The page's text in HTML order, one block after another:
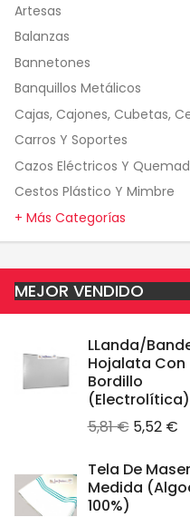
Artesas
Balanzas
Bannetones
Banquillos Metálicos
Cajas, Cajones, Cubetas,
Carros Y Soportes
Cazos Eléctricos Y
Cestos Plástico Y Mimbre
+ Más Categorías
MEJOR VENDIDO
LLanda/
Hojalata Con
Bordillo
(electrolítica)
Precio
5,81 € Precio
5,52 €
Tela De
Medida
100%)